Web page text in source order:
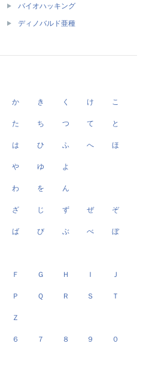
バイオハッキング
ディノバルド亜種
か き く け こ
た ち つ て と
は ひ ふ へ ほ
や ゆ よ
わ を ん
ざ じ ず ぜ ぞ
ば び ぶ べ ぼ
Ｆ Ｇ Ｈ Ｉ Ｊ
Ｐ Ｑ Ｒ Ｓ Ｔ
Ｚ
６ ７ ８ ９ ０